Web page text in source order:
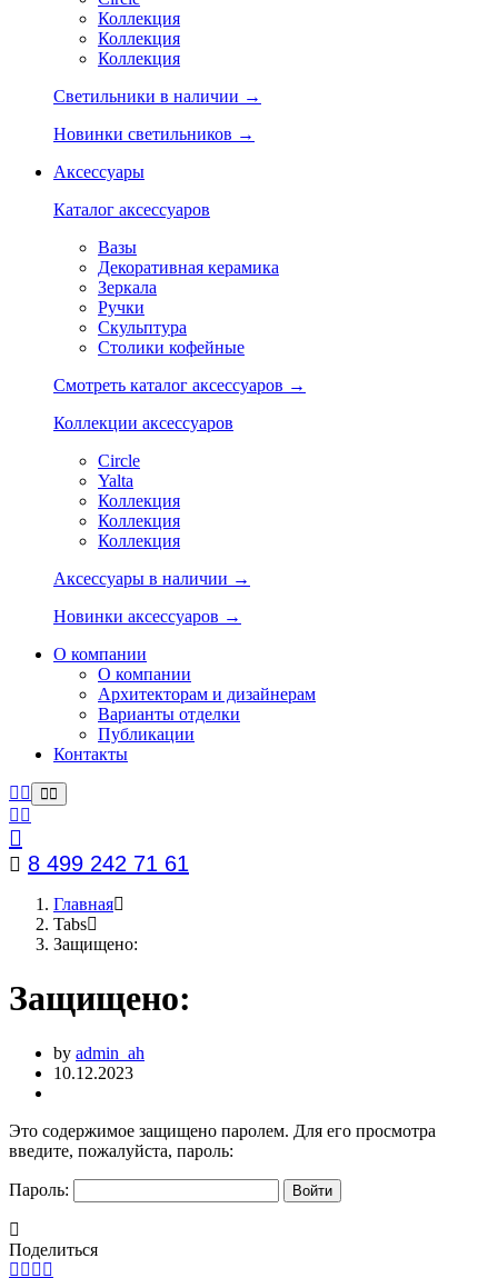
Коллекция
Коллекция
Коллекция
Светильники в наличии →
Новинки светильников →
Аксессуары
Каталог аксессуаров
Вазы
Декоративная керамика
Зеркала
Ручки
Скульптура
Столики кофейные
Смотреть каталог аксессуаров →
Коллекции аксессуаров
Circle
Yalta
Коллекция
Коллекция
Коллекция
Аксессуары в наличии →
Новинки аксессуаров →
О компании
О компании
Архитекторам и дизайнерам
Варианты отделки
Публикации
Контакты
8 499 242 71 61
Главная
Tabs
Защищено:
Защищено:
by admin_ah
10.12.2023
Это содержимое защищено паролем. Для его просмотра
введите, пожалуйста, пароль:
Пароль:
Поделиться